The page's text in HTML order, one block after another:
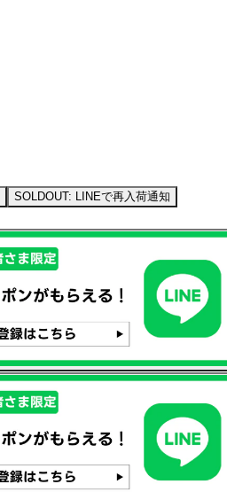
SOLDOUT: LINEで再入荷通知